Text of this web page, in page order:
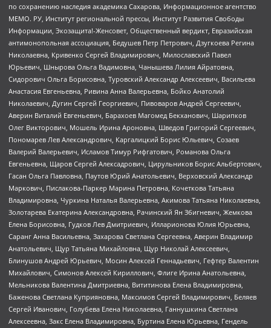
по сохранению наследия академика Сахарова, Информационное агентство
МЕМО. РУ, Институт региональной прессы, Институт Развития Свободы
Информации, Экозащита!-Женсовет, Общественный вердикт, Евразийская
антимонопольная ассоциация, Бедушев Петр Петрович, Дзугкоева Регина
Николаевна, Кривенко Сергей Владимирович, Милославский Павел
Юрьевич, Шнырова Ольга Вадимовна, Чанышева Лилия Айратовна,
Сидорович Ольга Борисовна, Туровский Александр Алексеевич, Васильева
Анастасия Евгеньевна, Ривина Анна Валерьевна, Бойко Анатолий
Николаевич, Дугин Сергей Георгиевич, Пивоваров Андрей Сергеевич,
Аверин Виталий Евгеньевич, Барахоев Магомед Бекханович, Шарипков
Олег Викторович, Мошель Ирина Ароновна, Шведов Григорий Сергеевич,
Пономарев Лев Александрович, Каргалицкий Борис Юльевич, Созаев
Валерий Валерьевич, Исламов Тимур Рифгатович, Романова Ольга
Евгеньевна, Щаров Сергей Алексадрович, Цирульников Борис Альбертович,
Гасан Ольга Павловна, Паутов Юрий Анатольевич, Верховский Александр
Маркович, Пислакова-Паркер Марина Петровна, Кочеткова Татьяна
Владимировна, Чуркина Наталья Валерьевна, Акимова Татьяна Николаевна,
Золотарева Екатерина Александровна, Рачинский Ян Збигневич, Жемкова
Елена Борисовна, Гудков Лев Дмитриевич, Илларионова Юлия Юрьевна,
Саранг Анна Васильевна, Захарова Светлана Сергеевна, Аверин Владимир
Анатольевич, Щур Татьяна Михайловна, Щур Николай Алексеевич,
Блинушов Андрей Юрьевич, Мосин Алексей Геннадьевич, Гефтер Валентин
Михайлович, Симонов Алексей Кириллович, Флиге Ирина Анатольевна,
Мельникова Валентина Дмитриевна, Вититинова Елена Владимировна,
Баженова Светлана Куприяновна, Максимов Сергей Владимирович, Беляев
Сергей Иванович, Голубева Елена Николаевна, Ганнушкина Светлана
Алексеевна, Закс Елена Владимировна, Буртина Елена Юрьевна, Гендель